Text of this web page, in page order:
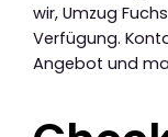
wir, Umzug
Verfügung.
Angebot und